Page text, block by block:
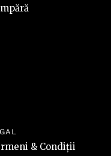
& Condiții